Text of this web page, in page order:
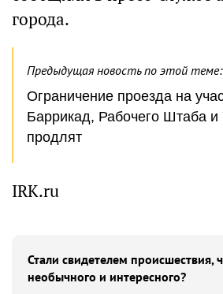
города.
Предыдущая новость по этой теме:
Ограничение проезда на
Баррикад, Рабочего Штаба и
продлят
IRK.ru
Стали свидетелем происшествия,
необычного и интересного?